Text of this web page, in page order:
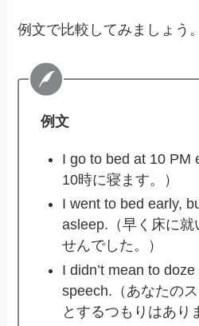
例文で比較してみましょう。
例文
I go to bed at 10 PM
10時に寝ます。）
I went to bed early,
asleep.（早く床に就
せんでした。）
I didn’t mean to
speech.（あなたの
とするつもりはあり